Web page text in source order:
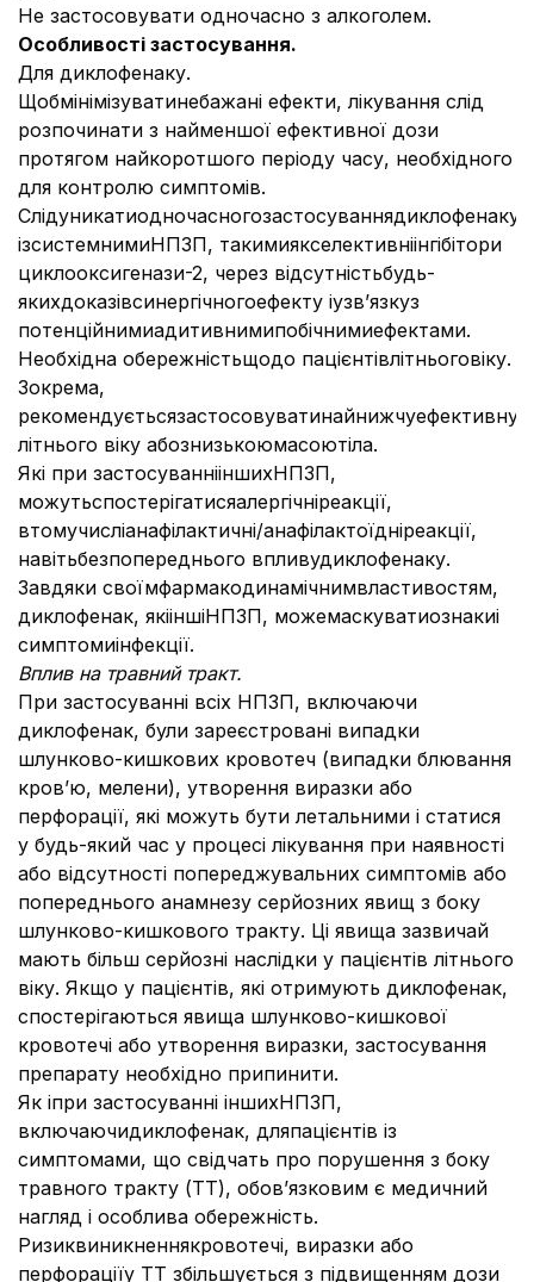
Не застосовувати одночасно з алкоголем.
Особливості застосування.
Для диклофенаку.
Щобмінімізуватинебажані ефекти, лікування слід
розпочинати з найменшої ефективної дози
протягом найкоротшого періоду часу, необхідного
для контролю симптомів.
Слідуникатиодночасногозастосуваннядиклофенаку
ізсистемнимиНПЗП, такимиякселективніінгібітори
циклооксигенази-2, через відсутністьбудь-
якихдоказівсинергічногоефекту іузв’язкуз
потенційнимиадитивнимипобічнимиефектами.
Необхідна обережністьщодо пацієнтівлітньоговіку.
Зокрема,
літнього віку абознизькоюмасоютіла.
Які при застосуваннііншихНПЗП,
можутьспостерігатисяалергічніреакції,
втомучисліанафілактичні/анафілактоїдніреакції,
навітьбезпопереднього впливудиклофенаку.
Завдяки своїмфармакодинамічнимвластивостям,
диклофенак, якііншіНПЗП, можемаскуватиознакиі
симптомиінфекції.
Вплив на травний тракт.
При застосуванні всіх НПЗП, включаючи
диклофенак, були зареєстровані випадки
шлунково-кишкових кровотеч (випадки блювання
кров’ю, мелени), утворення виразки або
перфорації, які можуть бути летальними і статися
у будь-який час у процесі лікування при наявності
або відсутності попереджувальних симптомів або
попереднього анамнезу серйозних явищ з боку
шлунково-кишкового тракту. Ці явища зазвичай
мають більш серйозні наслідки у пацієнтів літнього
віку. Якщо у пацієнтів, які отримують диклофенак,
спостерігаються явища шлунково-кишкової
кровотечі або утворення виразки, застосування
препарату необхідно припинити.
Як іпри застосуванні іншихНПЗП,
включаючидиклофенак, дляпацієнтів із
симптомами, що свідчать про порушення з боку
травного тракту (ТТ), обов’язковим є медичний
нагляд і особлива обережність.
Ризиквиникненнякровотечі, виразки або
перфораціїу ТТ збільшується з підвищенням дози